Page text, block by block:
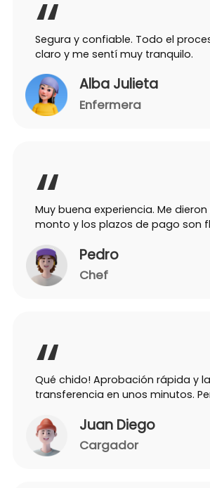
Segura y confiable. Todo el
claro y me sentí muy tranquilo.
Alba Julieta
Enfermera
Muy buena experiencia. Me
monto y los plazos de pago son
Pedro
Chef
Qué chido! Aprobación rápida y la
transferencia en unos minutos.
Juan Diego
Cargador